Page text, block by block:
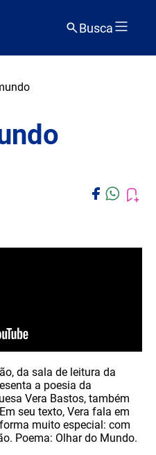
Busca
da sala de leitura da
a poesia da
Vera Bastos, também
seu texto, Vera fala em
muito especial: com
Poema: Olhar do Mundo.